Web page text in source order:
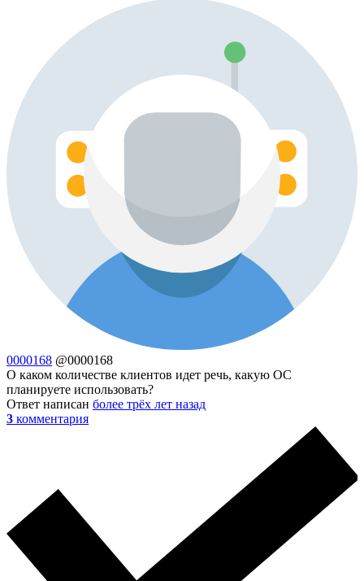
0000168 @0000168
О каком количестве клиентов идет речь, какую ОС
планируете использовать?
Ответ написан более трёх лет назад
3 комментария